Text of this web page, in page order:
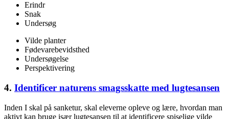
Erindr
Snak
Undersøg
Vilde planter
Fødevarebevidsthed
Undersøgelse
Perspektivering
4. Identificer naturens smagsskatte med lugtesansen
Inden I skal på sanketur, skal eleverne opleve og lære, hvordan man
aktivt kan bruge især lugtesansen til at identificere spiselige vilde